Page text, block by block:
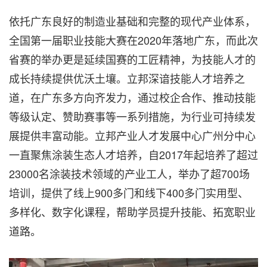
依托广东良好的制造业基础和完整的现代产业体系，
全国第一届职业技能大赛在2020年落地广东，而此次
省赛的举办更是延续国赛的工匠精神，为技能人才的
成长持续提供优沃土壤。立邦深谙技能人才培养之
道，在广东多方向齐发力，通过校企合作、推动技能
等级认定、赞助赛事等一系列措施，为行业可持续发
展提供丰富动能。立邦产业人才发展中心广州分中心
一直聚焦涂装生态人才培养，自2017年起培养了超过
23000名涂装技术领域的产业工人，举办了超700场
培训，提供了线上900多门和线下400多门实用型、
多样化、数字化课程，帮助学员提升技能、拓宽职业
道路。